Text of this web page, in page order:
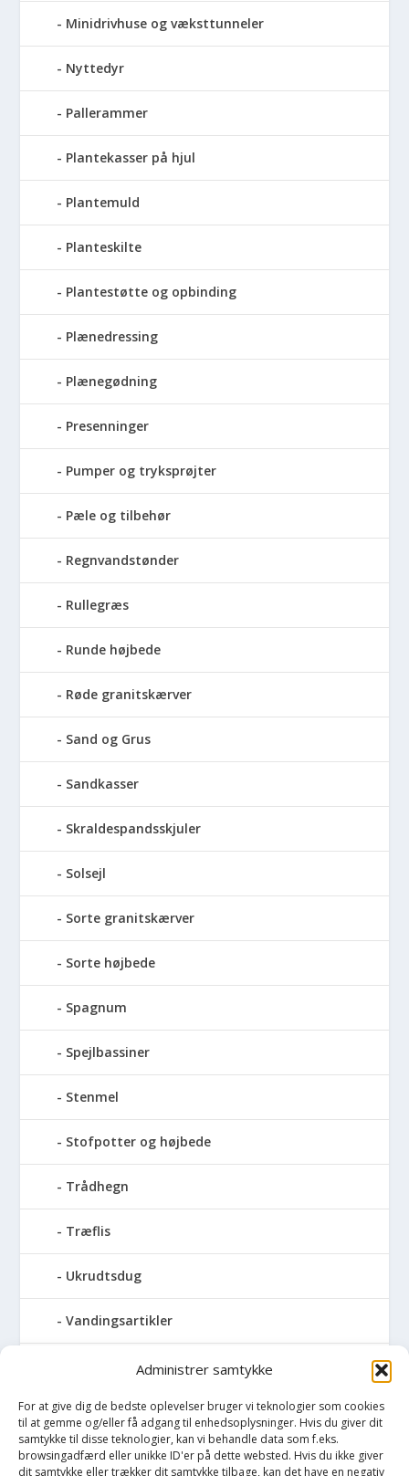
Administrer samtykke
For at give dig de bedste oplevelser bruger vi teknologier som cookies
til at gemme og/eller få adgang til enhedsoplysninger. Hvis du giver dit
samtykke til disse teknologier, kan vi behandle data som f.eks.
browsingadfærd eller unikke ID'er på dette websted. Hvis du ikke giver
dit samtykke eller trækker dit samtykke tilbage, kan det have en negativ
Minidrivhuse og væksttunneler
Nyttedyr
Pallerammer
Plantekasser på hjul
Plantemuld
Planteskilte
Plantestøtte og opbinding
Plænedressing
Plænegødning
Presenninger
Pumper og tryksprøjter
Pæle og tilbehør
Regnvandstønder
Rullegræs
Runde højbede
Røde granitskærver
Sand og Grus
Sandkasser
Skraldespandsskjuler
Solsejl
Sorte granitskærver
Sorte højbede
Spagnum
Spejlbassiner
Stenmel
Stofpotter og højbede
Trådhegn
Træflis
Ukrudtsdug
Vandingsartikler
Vandslanger
Vildthegn
vækstdug